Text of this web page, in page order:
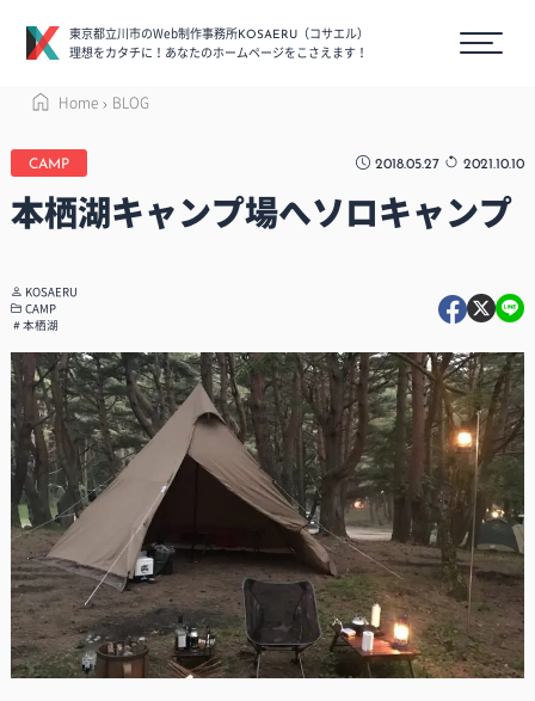
東京都立川市のWeb制作事務所KOSAERU
（コサエル）
理想をカタチに！あなたのホームページをこさえます！
Home BLOG
CAMP 2018.05.27 2021.10.10
本栖湖キャンプ場へソロキャンプ
KOSAERU
CAMP
本栖湖